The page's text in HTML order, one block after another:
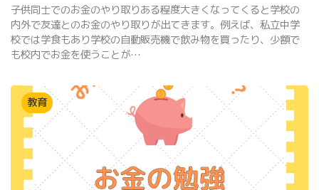
子供同士でのお金のやり取りある程度大きくなってくると学校の
内外で友達とのお金のやり取りが出てきます。例えば、私立中学
校では学食もあり学校の自動販売機で飲み物を買ったり、少額で
も校内でお金を使うことが…
教育